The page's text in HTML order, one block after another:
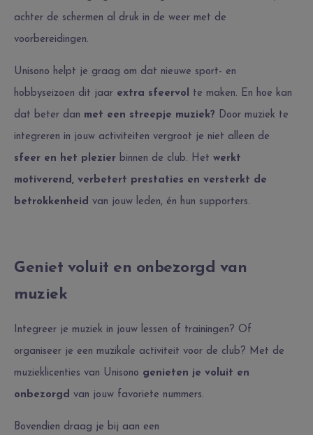
achter de schermen al druk in de weer met de
voorbereidingen.
Unisono helpt je graag om dat nieuwe sport- en
hobbyseizoen dit jaar extra sfeervol te maken. En hoe kan
dat beter dan met een streepje muziek? Door muziek te
integreren in jouw activiteiten vergroot je niet alleen de
sfeer en het plezier binnen de club. Het werkt
motiverend, verbetert prestaties en versterkt de
betrokkenheid van jouw leden, én hun supporters.
Geniet voluit en onbezorgd van
muziek
Integreer je muziek in jouw lessen of trainingen? Of
organiseer je een muzikale activiteit voor de club? Met de
muzieklicenties van Unisono genieten je voluit en
onbezorgd van jouw favoriete nummers.
Bovendien draag je bij aan een